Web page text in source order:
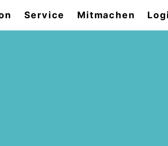
Service Mitmachen